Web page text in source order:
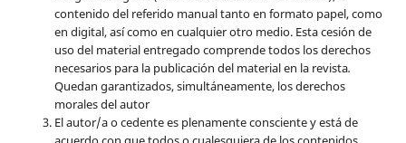
contenido del referido manual tanto en formato papel, como
en digital, así como en cualquier otro medio. Esta cesión de
uso del material entregado comprende todos los derechos
necesarios para la publicación del material en la revista.
Quedan garantizados, simultáneamente, los derechos
morales del autor
El autor/a o cedente es plenamente consciente y está de